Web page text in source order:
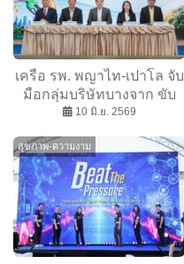
เครือ รพ. พญาไท-เปาโล จับ
มือกลุ่มบริษัทบางจาก ขับ
เคลื่อน Sustainable
Waste สู่ Future Fuel มุ่งสู่
Net Zero Healthcare
Ecosystem
10 มิ.ย. 2569
สุขภาพ-ความงาม